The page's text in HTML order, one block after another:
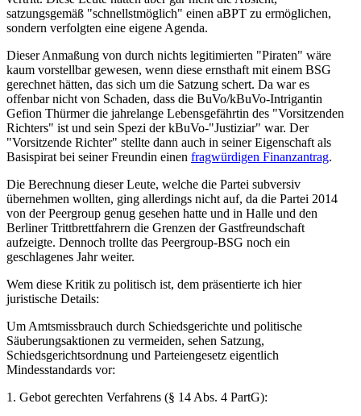
satzungsgemäß "schnellstmöglich" einen aBPT zu ermöglichen,
sondern verfolgten eine eigene Agenda.
Dieser Anmaßung von durch nichts legitimierten "Piraten" wäre
kaum vorstellbar gewesen, wenn diese ernsthaft mit einem BSG
gerechnet hätten, das sich um die Satzung schert. Da war es
offenbar nicht von Schaden, dass die BuVo/kBuVo-Intrigantin
Gefion Thürmer die jahrelange Lebensgefährtin des "Vorsitzenden
Richters" ist und sein Spezi der kBuVo-"Justiziar" war. Der
"Vorsitzende Richter" stellte dann auch in seiner Eigenschaft als
Basispirat bei seiner Freundin einen fragwürdigen Finanzantrag.
Die Berechnung dieser Leute, welche die Partei subversiv
übernehmen wollten, ging allerdings nicht auf, da die Partei 2014
von der Peergroup genug gesehen hatte und in Halle und den
Berliner Trittbrettfahrern die Grenzen der Gastfreundschaft
aufzeigte. Dennoch trollte das Peergroup-BSG noch ein
geschlagenes Jahr weiter.
Wem diese Kritik zu politisch ist, dem präsentierte ich hier
juristische Details:
Um Amtsmissbrauch durch Schiedsgerichte und politische
Säuberungsaktionen zu vermeiden, sehen Satzung,
Schiedsgerichtsordnung und Parteiengesetz eigentlich
Mindesstandards vor:
1. Gebot gerechten Verfahrens (§ 14 Abs. 4 PartG):